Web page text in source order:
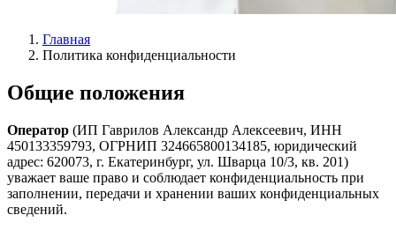
Главная
Политика конфиденциальности
Общие положения
Оператор (ИП Гаврилов Александр Алексеевич, ИНН
450133359793, ОГРНИП 324665800134185, юридический
адрес: 620073, г. Екатеринбург, ул. Шварца 10/3, кв. 201)
уважает ваше право и соблюдает конфиденциальность при
заполнении, передачи и хранении ваших конфиденциальных
сведений.